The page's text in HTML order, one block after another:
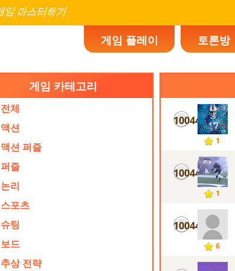
게임 플레이 토론방
게임 카테고리
전체
액션
액션 퍼즐
퍼즐
논리
스포츠
슈팅
보드
추상 전략
10044
1
10044
1
10044
6